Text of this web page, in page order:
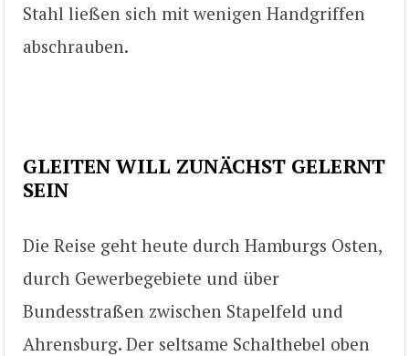
Stahl ließen sich mit wenigen Handgriffen
abschrauben.
GLEITEN WILL ZUNÄCHST GELERNT
SEIN
Die Reise geht heute durch Hamburgs Osten,
durch Gewerbegebiete und über
Bundesstraßen zwischen Stapelfeld und
Ahrensburg. Der seltsame Schalthebel oben